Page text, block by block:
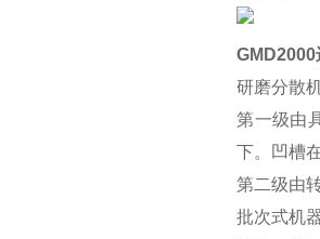
GMD2000
研磨分散
第一级由
下。凹槽
第二级由
批次式机